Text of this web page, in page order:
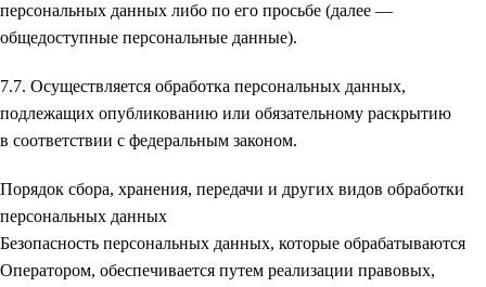
персональных данных либо по его просьбе (далее —
общедоступные персональные данные).
7.7. Осуществляется обработка персональных данных,
подлежащих опубликованию или обязательному раскрытию
в соответствии с федеральным законом.
Порядок сбора, хранения, передачи и других видов обработки
персональных данных
Безопасность персональных данных, которые обрабатываются
Оператором, обеспечивается путем реализации правовых,